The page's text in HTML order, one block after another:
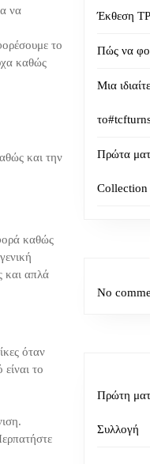
να
το
καθώς
και την
καθώς
και απλά
όταν
το
Έκθεση
Πώς να
Μια
Πρώτα
No
Πρώτη
Συλλογή